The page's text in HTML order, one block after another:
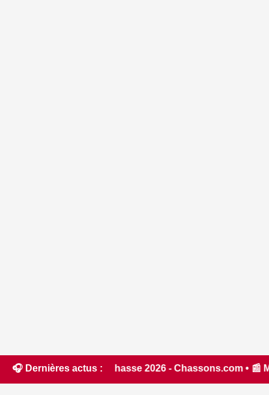
🎧 Dernières actus :
2026 - Chassons.com • 📰 MonuTrack :